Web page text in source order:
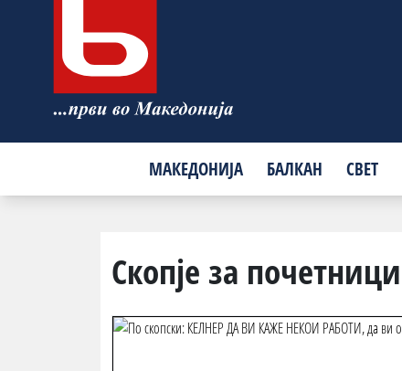
МАКЕДОНИЈА БАЛКАН СВЕТ
Скопје за почетници